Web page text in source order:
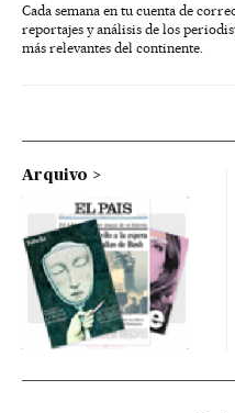
Cada semana en tu cuenta de
reportajes y análisis de los
más relevantes del continente.
Arquivo